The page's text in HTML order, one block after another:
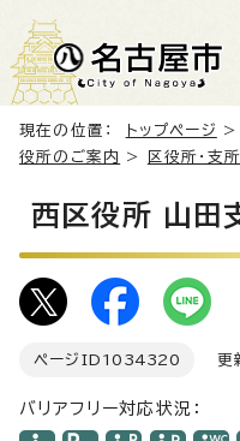
現在の位置： トップページ
役所のご案内
> 区役所・支所
西区役所 山田
ページID 1034320 更
バリアフリー対応状況：